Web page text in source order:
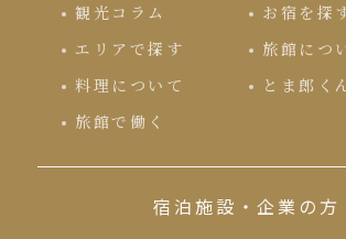
観光コラム
お宿を探
エリアで探す
旅館につ
料理について
とま郎く
旅館で働く
宿泊施設・企業の方